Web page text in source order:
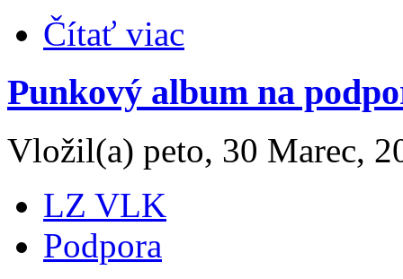
Čítať viac
Punkový album na
Vložil(a) peto, 30 Marec,
LZ VLK
Podpora